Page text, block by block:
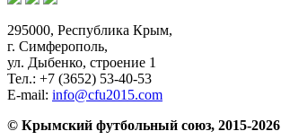
295000, Республика Крым,
г. Симферополь,
ул. Дыбенко, строение 1
Тел.: +7 (3652) 53-40-53
E-mail: info@cfu2015.com
© Крымский футбольный союз, 2015-2026